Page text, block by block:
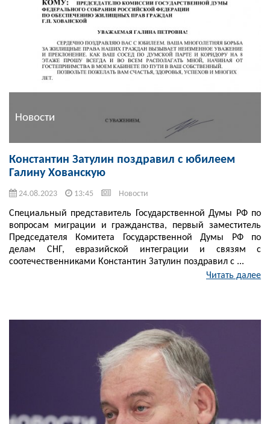
Новости
Константин Затулин поздравил с юбилеем
Галину Хованскую
24.08.2023 13:45 Новости
Специальный представитель Государственной Думы РФ по
вопросам миграции и гражданства, первый заместитель
Председателя Комитета Государственной Думы РФ по
делам СНГ, евразийской интеграции и связям с
соотечественниками Константин Затулин поздравил с ...
Читать далее